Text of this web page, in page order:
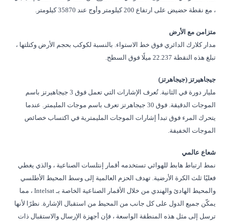
، مع نقطة حضيض على ارتفاع 200 كيلومتر وأوج عند 35870 كيلومتر.
متزامن مع الأرض
مدار كلارك الدائري فوق خط الاستواء. بالنسبة لكوكب بحجم الأرض وكتلتها ،
تبلغ هذه النقطة 22.237 ميلًا فوق السطح.
جيجاهيرتز (جيجاهرتز)
مليار دورة في الثانية. تُعرف الإشارات التي تعمل فوق 3 جيجاهيرتز باسم
الموجات الدقيقة. فوق 30 جيجاهرتز تعرف باسم موجات المليمتر. عندما
يتحرك المرء فوق تبدأ إشارات الموجات المليمترية في اكتساب خصائص
الموجات الخفيفة.
شعاع عالمي
نمط ارتباط هابط للهوائي تستخدمه أقمار إنتلسات الصناعية ، والذي يغطي
فعليًا ثلث الكرة الأرضية. تهدف الحزم العالمية إلى وسط المحيط الأطلسي
والمحيط الهادئ والهندي من خلال الأقمار الصناعية الخاصة بـ Intelsat ، مما
يمكّن جميع الدول على كل جانب من المحيط من استقبال الإشارة. نظرًا لأنها
ترسل إلى مثل هذه المنطقة الواسعة ، فإن أجهزة الإرسال والاستقبال ذات